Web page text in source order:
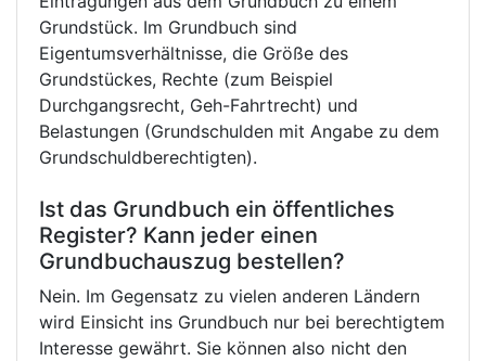
Grundstück. Im Grundbuch sind
Eigentumsverhältnisse, die Größe des
Grundstückes, Rechte (zum Beispiel
Durchgangsrecht, Geh-Fahrtrecht) und
Belastungen (Grundschulden mit Angabe zu dem
Grundschuldberechtigten).
Ist das Grundbuch ein öffentliches
Register? Kann jeder einen
Grundbuchauszug bestellen?
Nein. Im Gegensatz zu vielen anderen Ländern
wird Einsicht ins Grundbuch nur bei berechtigtem
Interesse gewährt. Sie können also nicht den